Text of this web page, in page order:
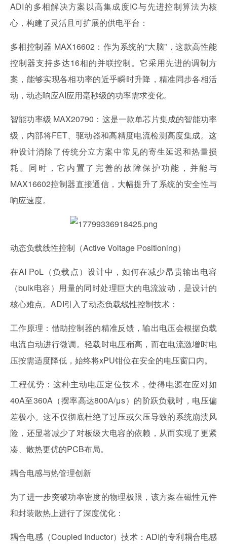
ADI的多相解决方案以高集成度IC与先进控制算法为核
心，构建了灵活且可扩展的供电平台：
多相控制器 MAX16602：作为系统的“大脑”，这款高性能
控制器支持多达16相的并联控制。它采用先进的调制方
案，能够实现各相功率的近乎瞬时升降，精准同步各相活
动，动态响应AI应用毫秒级的功率需求变化。
智能功率级 MAX20790：这是一款单芯片集成的智能功率
级，内部将FET、驱动器和高精度电流检测高度集成。这
种设计消除了传统分立方案中常见的寄生延迟和热量损
耗。同时，它内置了完善的故障保护功能，并能与
MAX16602控制器直接通信，大幅提升了系统的安全性与
响应速度。
动态负载线性控制（Active Voltage Positioning）
在AI PoL（负载点）设计中，如何在减少昂贵输出电容
（bulk电容）用量的同时处理巨大的电流波动，是设计的
核心难点。ADI引入了动态负载线性控制技术：
工作原理：借助控制器的精准反馈，输出电压会根据负载
电流自动进行微调。轻载时电压稍高，而在电流激增时电
压按需适度降低，始终将xPU钳位在安全的电压窗口内。
工程优势：这种主动电压定位技术，使得电源在应对如
40A至360A（摆率高达800A/μs）的阶跃负载时，电压偏
差极小。这不仅彻底杜绝了过压或欠压导致的系统崩溃风
险，还显著减少了对板级大电容的依赖，从而实现了更紧
凑、散热更优的PCB布局。
耦合电感与热管理创新
为了进一步突破功率密度的物理极限，该方案在磁性元件
和封装散热上进行了深度优化：
耦合电感（Coupled Inductor）技术：ADI的专利耦合电感